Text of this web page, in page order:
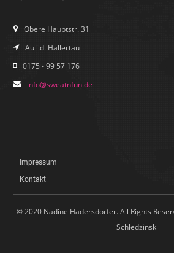
Obere Hauptstr. 31
Au i.d. Hallertau
0175 - 99 57 176
info@sweatnfun.de
Impressum
Kontakt
© 2020 Nadine Hadersdorfer. All Rights
Schledzinski